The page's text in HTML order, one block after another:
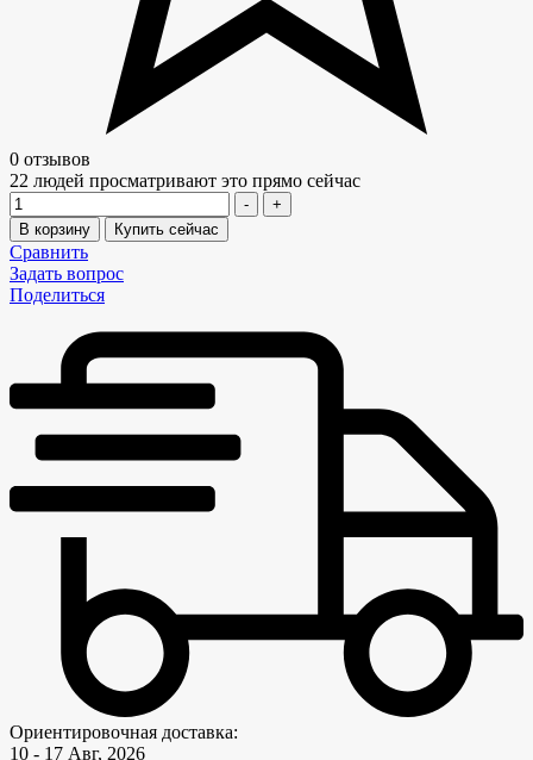
0 отзывов
22 людей просматривают это прямо сейчас
Количество
-
+
В корзину
Купить сейчас
Сравнить
Задать вопрос
Поделиться
Ориентировочная доставка:
10 - 17 Авг, 2026